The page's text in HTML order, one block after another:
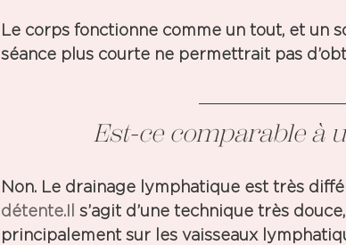
Le corps fonctionne comme un tout, et un
séance plus courte ne permettrait pas
Est-ce comparable à
Non. Le drainage lymphatique est très
détente.Il
s’agit d’une technique très
principalement sur les vaisseaux